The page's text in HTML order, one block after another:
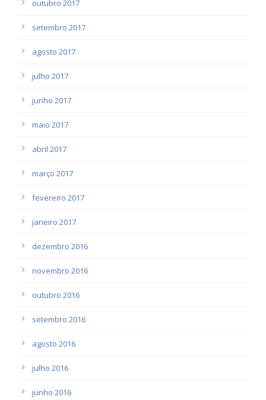
outubro 2017
setembro 2017
agosto 2017
julho 2017
junho 2017
maio 2017
abril 2017
março 2017
fevereiro 2017
janeiro 2017
dezembro 2016
novembro 2016
outubro 2016
setembro 2016
agosto 2016
julho 2016
junho 2016